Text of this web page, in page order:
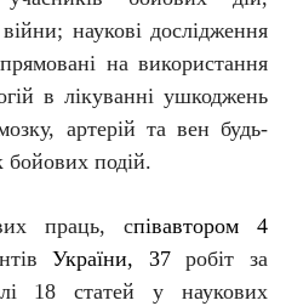
наукові дослідження
на використання
в лікуванні ушкоджень
артерій та вен будь-
бойових подій.
праць, співавтором4
України, 37робіт за
18 статей у наукових